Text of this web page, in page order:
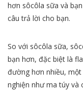
hơn sôcôla sữa và
câu trả lời cho bạn.
So với sôcôla sữa,
bạn hơn, đặc biệt là
đường hơn nhiều,
nghiện như ma túy và